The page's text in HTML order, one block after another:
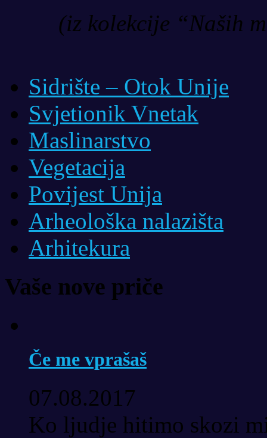
(iz kolekcije “Naših
Sidrište – Otok Unije
Svjetionik Vnetak
Maslinarstvo
Vegetacija
Povijest Unija
Arheološka nalazišta
Arhitekura
Vaše nove priče
Če me vprašaš
07.08.2017
Ko ljudje hitimo skozi